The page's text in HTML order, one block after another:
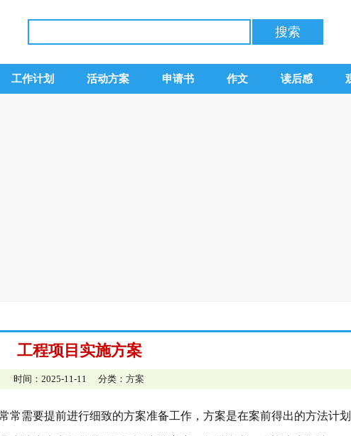
工作计划 活动方案 申请书 作文 读后感
工程项目实施方案
时间：2025-11-11 分类： 方案
常需要提前进行细致的方案准备工作，方案是在案前得出的方法计划